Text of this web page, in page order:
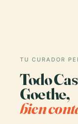
TU CURADOR
Todo
Goethe,
bien